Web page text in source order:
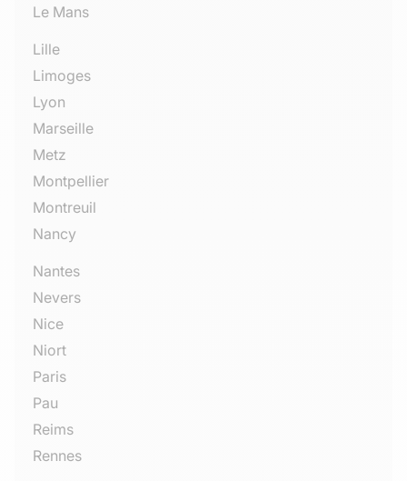
Le Mans
Lille
Limoges
Lyon
Marseille
Metz
Montpellier
Montreuil
Nancy
Nantes
Nevers
Nice
Niort
Paris
Pau
Reims
Rennes